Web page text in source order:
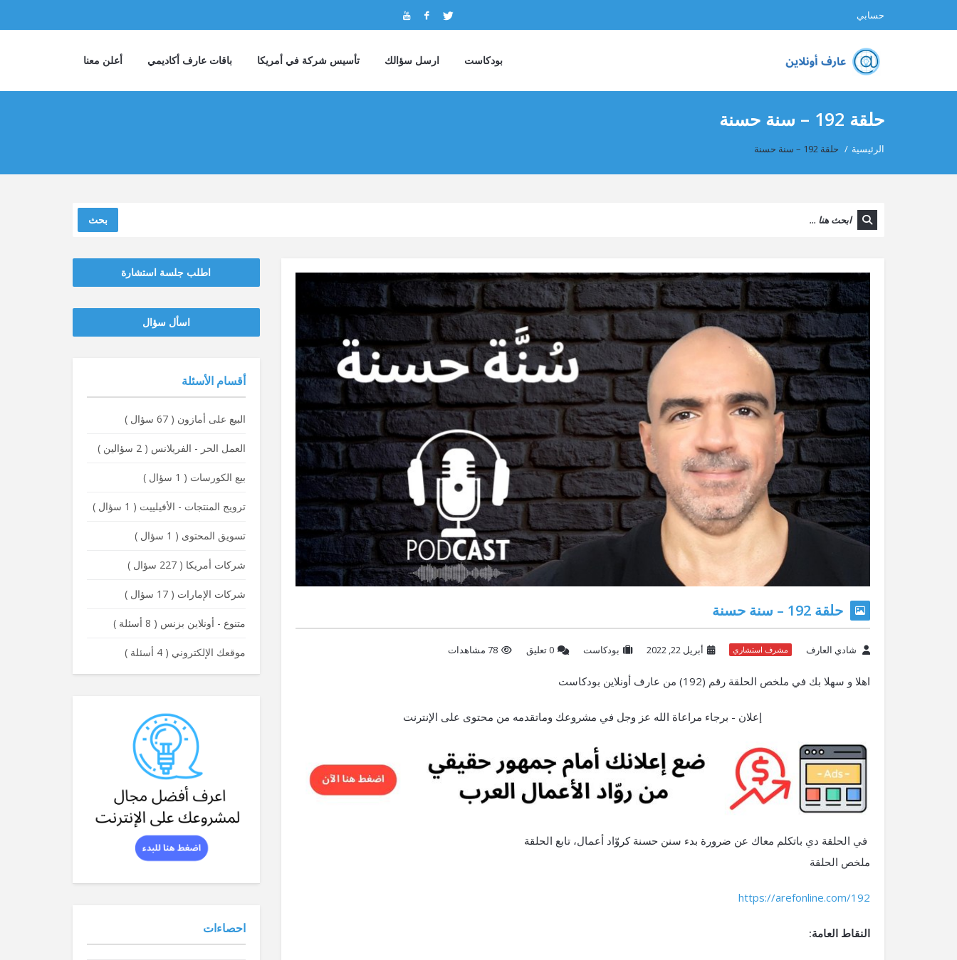
حسابي
بودكاست ارسل سؤالك تأسيس شركة في أمريكا باقات عارف أكاديمي أعلن معنا
حلقة 192 – سنة حسنة
الرئيسية / حلقة 192 – سنة حسنة
بحث
حلقة 192 – سنة حسنة
شادي العارف مشرف استشاري أبريل 22, 2022 بودكاست ‫0 تعليق 78 مشاهدات
اهلا و سهلا بك في ملخص الحلقة رقم (192) من عارف أونلاين بودكاست
إعلان - برجاء مراعاة الله عز وجل في مشروعك وماتقدمه من محتوى على الإنترنت
في الحلقة دي باتكلم معاك عن ضرورة بدء سنن حسنة كروّاد أعمال، تابع الحلقة
ملخص الحلقة
https://arefonline.com/192
النقاط العامة:
اطلب جلسة استشارة
‫‫اسأل سؤال
أقسام الأسئلة
البيع على أمازون (67 سؤال )
العمل الحر - الفريلانس (2 سؤالين )
بيع الكورسات ( 1 سؤال )
ترويج المنتجات - الأفيلييت ( 1 سؤال )
تسويق المحتوى ( 1 سؤال )
شركات أمريكا (227 سؤال )
شركات الإمارات (17 سؤال )
متنوع - أونلاين بزنس ( 8 أسئلة )
موقعك الإلكتروني (4 أسئلة )
احصاءات